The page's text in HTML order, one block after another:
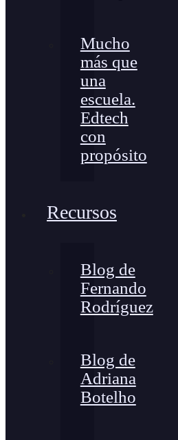
Mucho
más que
una
escuela.
Edtech
con
propósito
Recursos
Blog de
Fernando
Rodríguez
Blog de
Adriana
Botelho